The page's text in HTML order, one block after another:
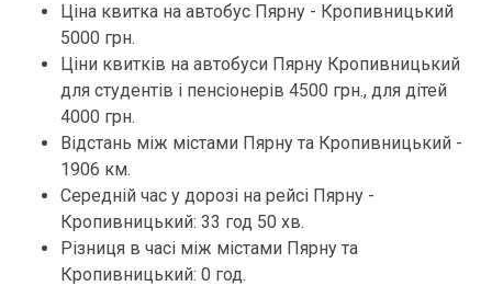
Ціна квитка на автобус Пярну - Кропивницький
5000 грн.
Ціни квитків на автобуси Пярну Кропивницький
для студентів і пенсіонерів 4500 грн., для дітей
4000 грн.
Відстань між містами Пярну та Кропивницький -
1906 км.
Середній час у дорозі на рейсі Пярну -
Кропивницький: 33 год 50 хв.
Різниця в часі між містами Пярну та
Кропивницький: 0 год.